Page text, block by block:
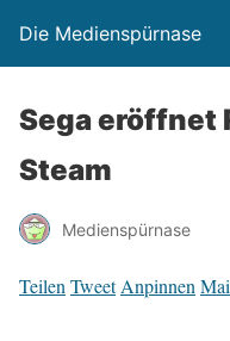
Die Medienspürnase
Sega eröffnet
Steam
Medienspürnase
Teilen Tweet Anpinnen